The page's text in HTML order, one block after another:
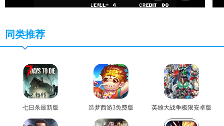
同类推荐
七日杀最新版 造梦西游3免费版 英雄大战争极限安卓版